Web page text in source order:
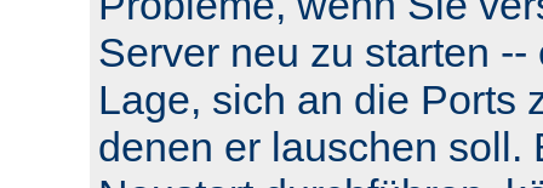
Server neu zu starten
Lage, sich an die Ports
denen er lauschen soll.